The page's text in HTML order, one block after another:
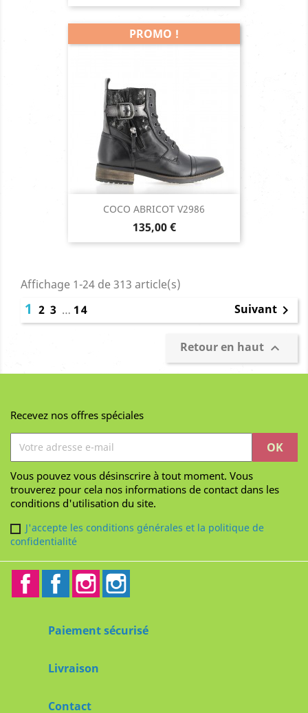
COCO ABRICOT V2986
Prix
135,00 €
PROMO !
Affichage 1-24 de 313 article(s)
1 2 3 … 14 Suivant 
Retour en haut 
Recevez nos offres spéciales
Vous pouvez vous désinscrire à tout moment. Vous
trouverez pour cela nos informations de contact dans les
conditions d'utilisation du site.
J'accepte les conditions générales et la politique de
confidentialité
FacebookFacebook2Instagram
Paiement sécurisé
Livraison
Contact